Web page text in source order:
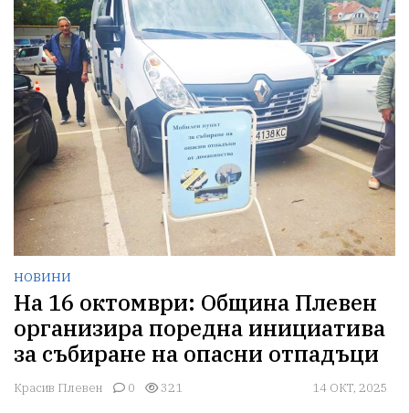
НОВИНИ
На 16 октомври: Община Плевен
организира поредна инициатива
за събиране на опасни отпадъци
Красив Плевен 0 321 14 ОКТ, 2025